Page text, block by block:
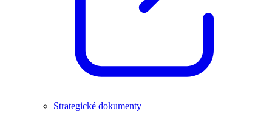
Strategické dokumenty